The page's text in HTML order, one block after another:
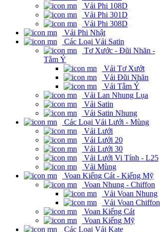
Vải Phi 108D
Vải Phi 301D
Vải Phi 308D
Vải Phi Nhật
Các Loại Vải Satin
Tơ Xước - Đũi Nhăn -
Tằm Ý
Vải Tơ Xướt
Vải Đũi Nhăn
Vải Tằm Ý
Vải Lan Nhung Lụa
Vải Satin
Vải Satin Nhung
Các Loại Vải Lưới - Mùng
Vải Lưới
Vải Lưới 20
Vải Lưới 30
Vải Lưới Vi Tính - L25
Vải Mùng
Voan Kiếng Cát - Kiếng Mỹ
Voan Nhung - Chiffon
Vải Voan Nhung
Vải Voan Chiffon
Voan Kiếng Cát
Voan Kiếng Mỹ
Các Loại Vải Kate